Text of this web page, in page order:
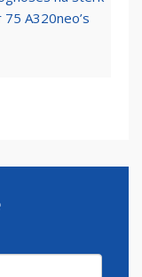
A320neo’s